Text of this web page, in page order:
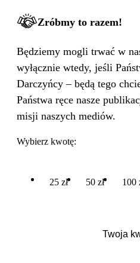
Zróbmy to razem!
Będziemy mogli trwać w
wyłącznie wtedy, jeśli
Darczyńcy – będą tego
Państwa ręce nasze
misji naszych mediów.
Wybierz kwotę:
25 zł 50 zł 100